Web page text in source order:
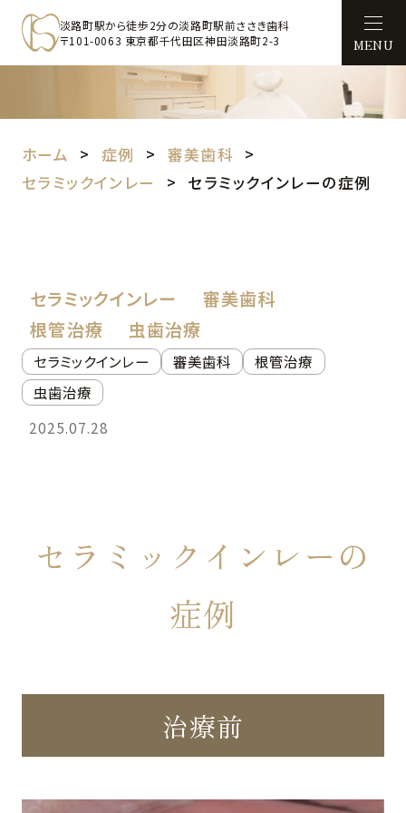
淡路町駅から徒歩2分の淡路町駅前ささき歯科
〒101-0063 東京都千代田区神田淡路町2-3
MENU
ホーム 症例
審美歯科
セラミックインレー
セラミックインレーの症例
セラミックインレー
審美歯科
根管治療
虫歯治療
セラミックインレー 審美歯科
根管治療
虫歯治療
2025.07.28
セラミックインレーの
症例
治療前